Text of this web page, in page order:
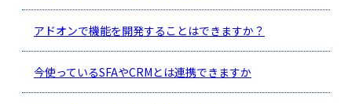
アドオンで機能を開発することはできますか？
今使っているSFAやCRMとは連携できますか